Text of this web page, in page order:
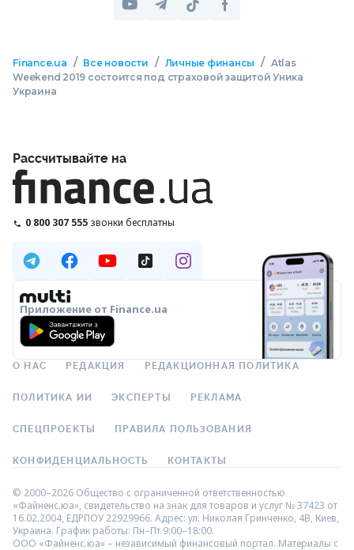
Finance.ua / Все новости / Личные финансы / Atlas
Weekend 2019 состоится под страховой защитой Уника
Украина
Рассчитывайте на
0 800 307 555 звонки бесплатны
Приложение от Finance.ua
О НАС РЕДАКЦИЯ РЕДАКЦИОННАЯ ПОЛИТИКА
ПОЛИТИКА ИИ ЭКСПЕРТЫ РЕКЛАМА
СПЕЦПРОЕКТЫ ПРАВИЛА ПОЛЬЗОВАНИЯ
КОНФИДЕНЦИАЛЬНОСТЬ КОНТАКТЫ
© 2000–2026 Общество с ограниченной ответственностью
«Файненс.юа», свидетельство на знак для товаров и услуг № 37423 от
16.02.2004, ЕДРПОУ 22929966. Адрес: ул. Николая Гринченко, 4В, Киев,
Украина. График работы: Пн–Пт 9:00–18:00.
ООО «Файненс.юа» – независимый финансовый портал. Материалы с